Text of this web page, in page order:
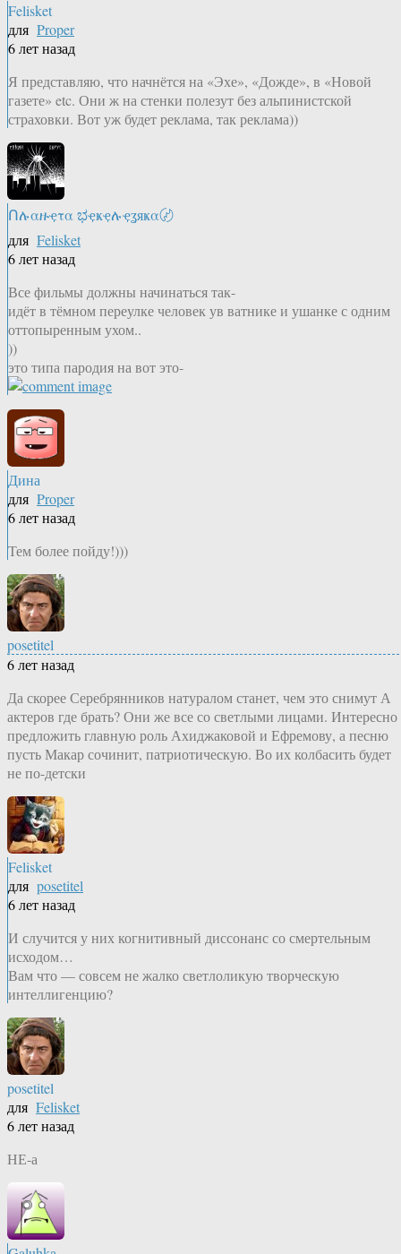
Felisket
для Proper
6 лет назад
Я представляю, что начнётся на «Эхе», «Дожде», в «Новой
газете» etc. Они ж на стенки полезут без альпинистской
страховки. Вот уж будет реклама, так реклама))
Ոሉαዙҿτα ಭҿҝҿሉҿʓяҝα〄
для Felisket
6 лет назад
Все фильмы должны начинаться так-
идёт в тёмном переулке человек ув ватнике и ушанке с одним
оттопыренным ухом..
))
это типа пародия на вот это-
Дина
для Proper
6 лет назад
Тем более пойду!)))
posetitel
6 лет назад
Да скорее Серебрянников натуралом станет, чем это снимут А
актеров где брать? Они же все со светлыми лицами. Интересно
предложить главную роль Ахиджаковой и Ефремову, а песню
пусть Макар сочинит, патриотическую. Во их колбасить будет
не по-детски
Felisket
для posetitel
6 лет назад
И случится у них когнитивный диссонанс со смертельным
исходом…
Вам что — совсем не жалко светлоликую творческую
интеллигенцию?
posetitel
для Felisket
6 лет назад
НЕ-а